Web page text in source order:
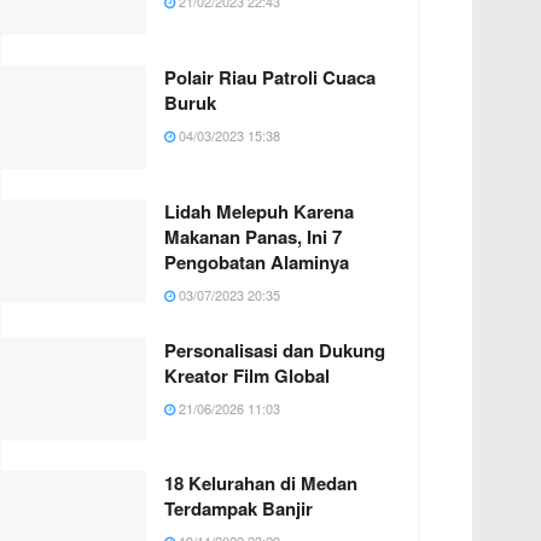
Polair Riau Patroli Cuaca
Buruk
04/03/2023 15:38
Lidah Melepuh Karena
Makanan Panas, Ini 7
Pengobatan Alaminya
03/07/2023 20:35
Personalisasi dan Dukung
Kreator Film Global
21/06/2026 11:03
18 Kelurahan di Medan
Terdampak Banjir